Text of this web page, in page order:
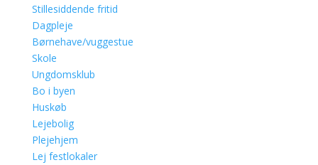
Stillesiddende fritid
Dagpleje
Børnehave/vuggestue
Skole
Ungdomsklub
Bo i byen
Huskøb
Lejebolig
Plejehjem
Lej festlokaler